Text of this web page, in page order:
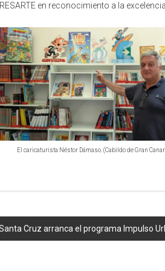
en reconocimiento a la
El caricaturista Néstor Dámaso. (Cabildo de Gran
Cruz arranca el programa Impulso